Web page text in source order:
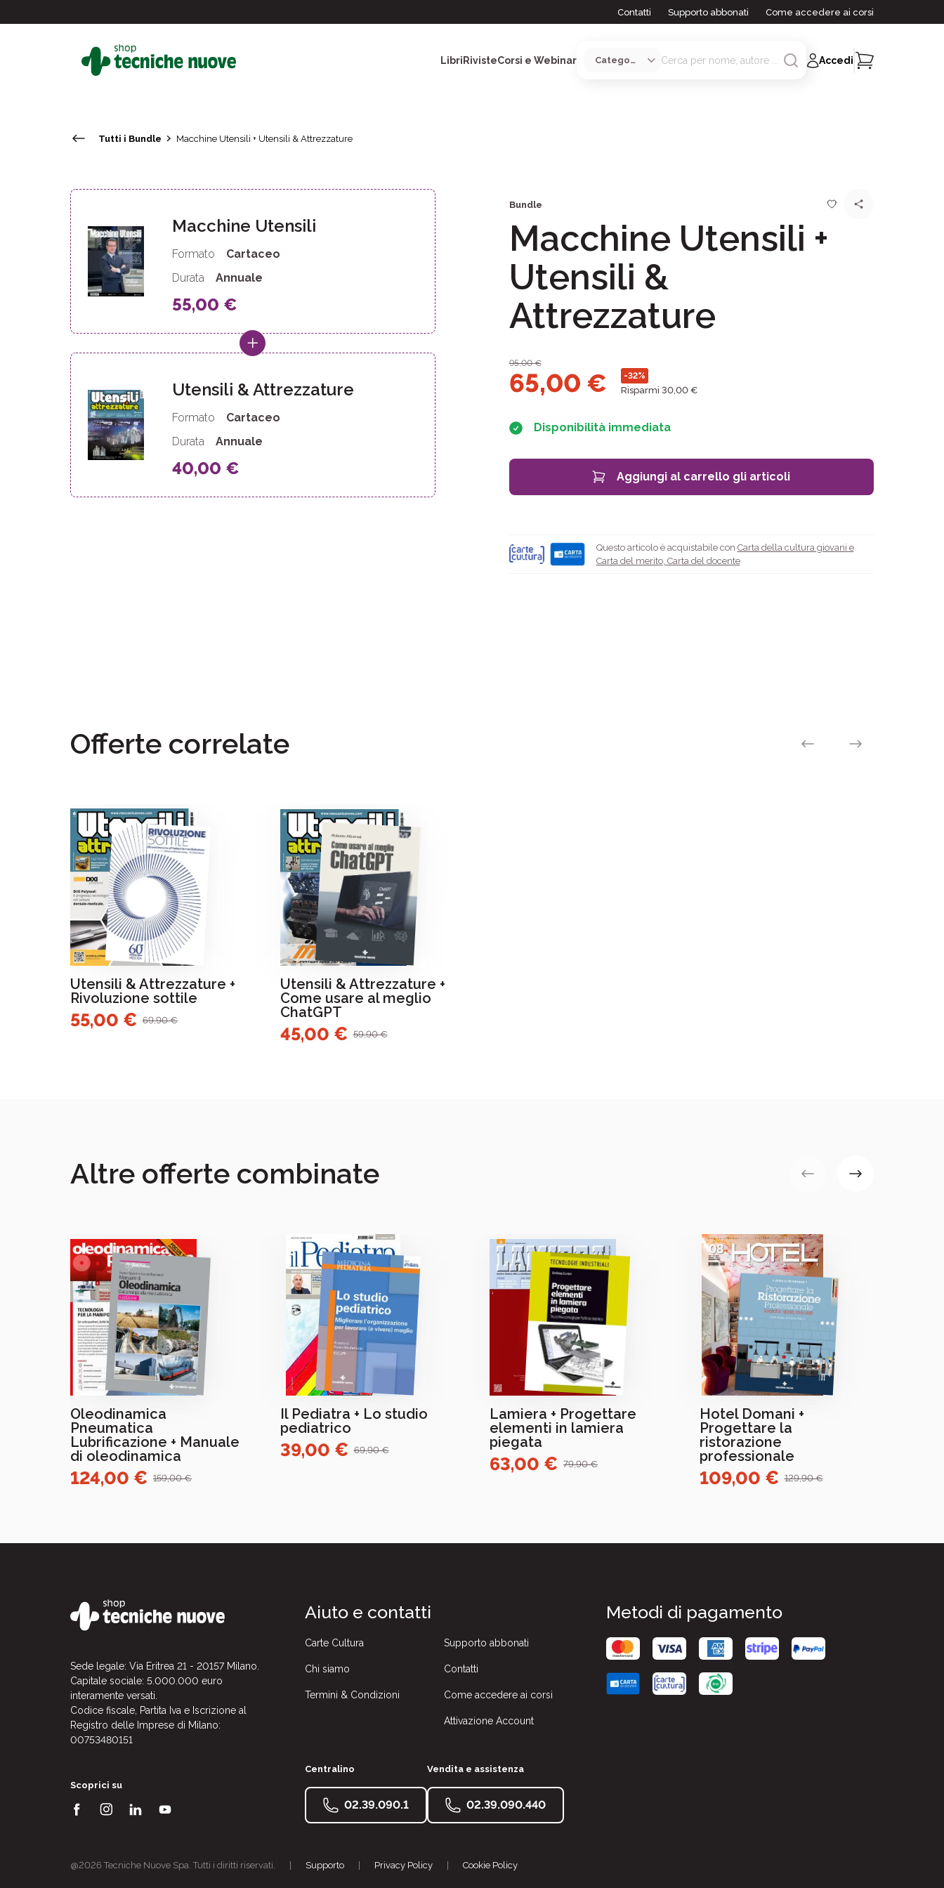
Contatti Supporto abbonati Come accedere ai corsi
LibriRivisteCorsi e Webinar Accedi
Tutti i Bundle Macchine Utensili + Utensili & Attrezzature
Macchine Utensili
Formato
Cartaceo
Durata
Annuale
55,00 €
Utensili & Attrezzature
Formato
Cartaceo
Durata
Annuale
40,00 €
Bundle
Macchine Utensili +
Utensili &
Attrezzature
95,00€
65,00 € -32%
Risparmi 30,00 €
Disponibilità immediata
Aggiungi al carrello gli articoli
Questo articolo è acquistabile con Carta della cultura giovani e
Carta del merito, Carta del docente
Offerte correlate
Utensili & Attrezzature +
Rivoluzione sottile
55,00 € 69,90 €
Utensili & Attrezzature +
Come usare al meglio
ChatGPT
45,00 € 59,90 €
Altre offerte combinate
Oleodinamica
Pneumatica
Lubrificazione + Manuale
di oleodinamica
124,00 € 159,00 €
Il Pediatra + Lo studio
pediatrico
39,00 € 69,90 €
Lamiera + Progettare
elementi in lamiera
piegata
63,00 € 79,90 €
Hotel Domani +
Progettare la
ristorazione
professionale
109,00 € 129,90 €
Sede legale: Via Eritrea 21 - 20157 Milano.
Capitale sociale: 5.000.000 euro
interamente versati.
Codice fiscale, Partita Iva e Iscrizione al
Registro delle Imprese di Milano:
00753480151
Scoprici su
Aiuto e contatti
Carte Cultura
Chi siamo
Termini & Condizioni
Supporto abbonati
Contatti
Come accedere ai corsi
Attivazione Account
Centralino
02.39.090.1
Vendita e assistenza
02.39.090.440
Metodi di pagamento
@2026 Tecniche Nuove Spa. Tutti i diritti riservati. Supporto Privacy Policy Cookie Policy